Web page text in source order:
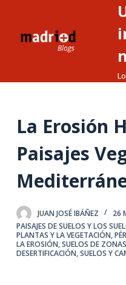
n
d
La Erosión
Paisajes
JUAN JOSÉ IBÁÑEZ 26
PAISAJES DE SUELOS Y LOS
PLANTAS Y LA VEGETACIÓN,
LA EROSIÓN,SUELOS DE
DESERTIFICACIÓN,SUELOS Y